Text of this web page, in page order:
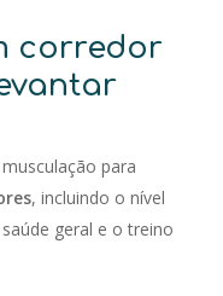
corredor
para
, incluindo o nível
geral e o treino